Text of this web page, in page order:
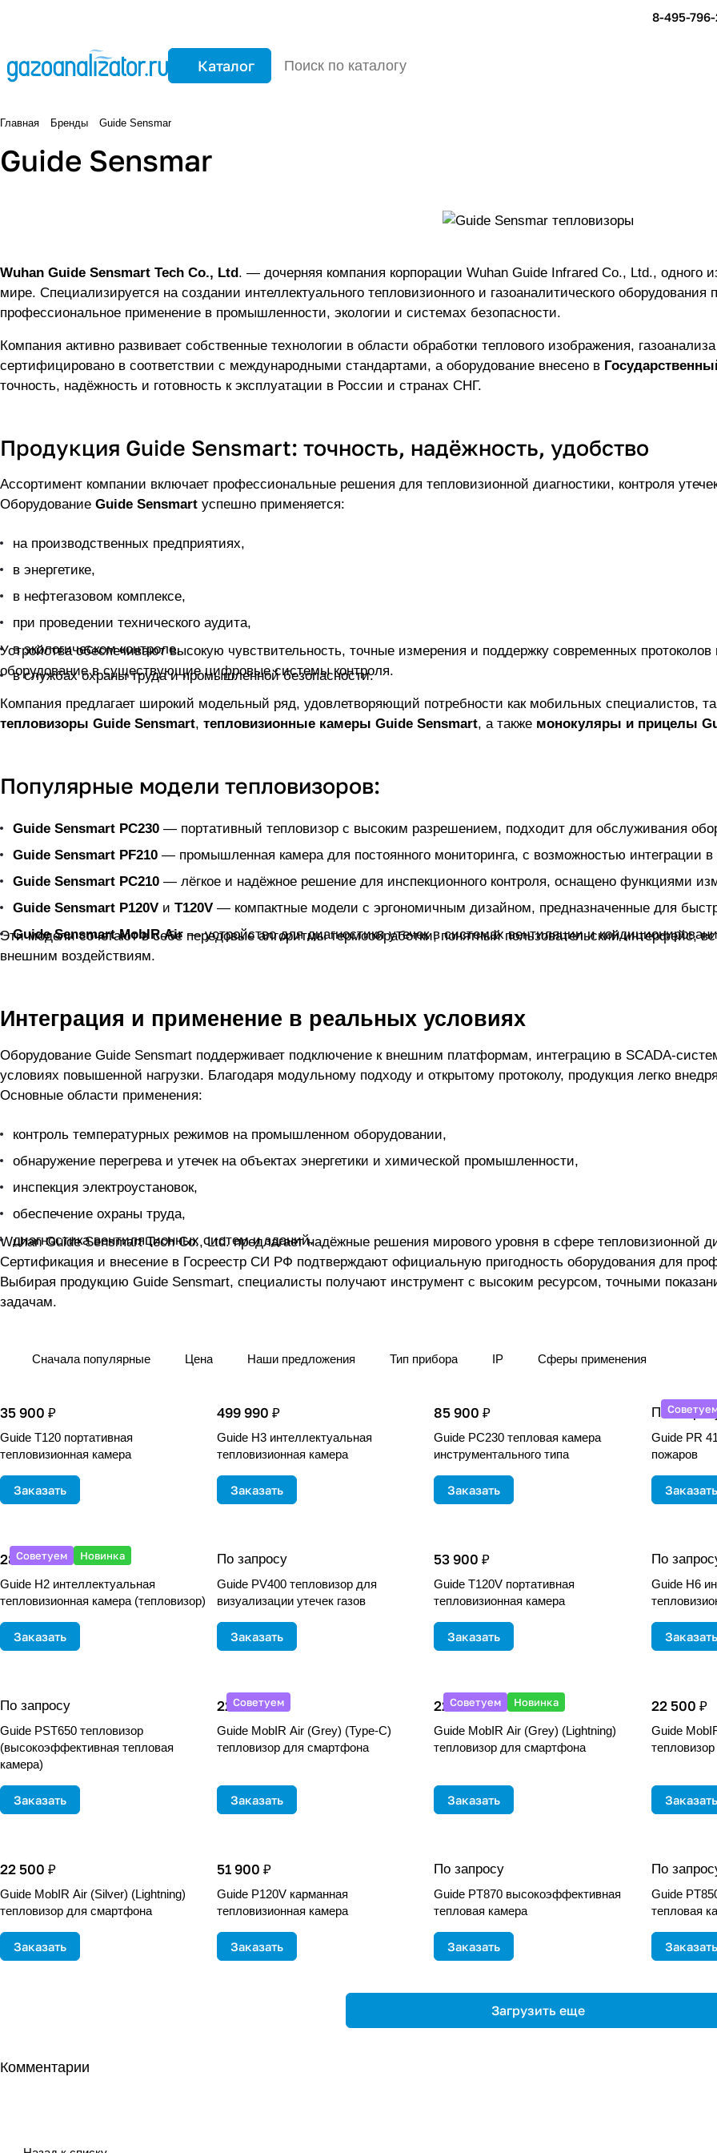
8-495-
Каталог
Главная Бренды Guide Sensmar
Guide Sensmar
Wuhan Guide Sensmart Tech Co., Ltd. — дочерняя компания корпорации Wuhan Guide Infrared Co., Ltd., одного из крупнейших производителей инфракрасной техники в
профессиональное применение в промышленности, экологии и системах безопасности.
Компания активно развивает собственные технологии в области обработки теплового изображения, газоанализа и дистанционного контроля. Производство
сертифицировано в соответствии с международными стандартами, а оборудование внесено в
точность, надёжность и готовность к эксплуатации в России и странах СНГ.
Продукция Guide Sensmart: точность, надёжность, удобство
Ассортимент компании включает профессиональные решения для тепловизионной диагностики, контроля утечек и мониторинга параметров в производственной среде.
Оборудование Guide Sensmart успешно применяется:
на производственных предприятиях,
в энергетике,
в нефтегазовом комплексе,
при проведении технического аудита,
в экологическом контроле,
в службах охраны труда и промышленной безопасности.
Устройства обеспечивают высокую чувствительность, точные измерения и поддержку современных протоколов передачи данных, позволяя интегрировать
оборудование в существующие цифровые системы контроля.
Компания предлагает широкий
тепловизоры Guide Sensmart, тепловизионные камеры Guide Sensmart, а также монокуляры и
Популярные модели тепловизоров:
Guide Sensmart PC230
Guide Sensmart PF210
Guide Sensmart PC210
Guide Sensmart P120V и T120V
Guide Sensmart MobIR Air
Эти модели сочетают в себе передовые алгоритмы термообработки, понятный пользовательский интерфейс, встроенные аналитические функции и устойчивость к
внешним воздействиям.
Интеграция и применение в реальных условиях
Оборудование Guide Sensmart поддерживает подключение к внешним платформам, интеграцию в SCADA-системы, экспорт данных в различные форматы и работу в
условиях повышенной нагрузки. Благодаря
Основные области применения:
контроль температурных режимов на промышленном оборудовании,
обнаружение перегрева и утечек на объектах энергетики и химической промышленности,
инспекция электроустановок,
обеспечение охраны труда,
диагностика вентиляционных систем и зданий.
Wuhan Guide Sensmart Tech Co., Ltd. предлагает надёжные решения мирового уровня в сфере тепловизионной диагностики и промышленного газоанализа.
Сертификация и внесение в Госреестр СИ РФ подтверждают официальную пригодность оборудования для профессионального использования на территории России.
Выбирая продукцию Guide Sensmart, специалисты получают инструмент с высоким ресурсом, точными показаниями и технологической адаптацией к современным
задачам.
Сначала популярные Цена Наши предложения Тип прибора IP Сферы применения
35 900 ₽
Guide T120 портативная
тепловизионная камера
Заказать
499 990 ₽
Guide H3 интеллектуальная
тепловизионная камера
Заказать
85 900 ₽
Guide PC230 тепловая камера
инструментального типа
Заказать
По
Guide PR
пожаров
Заказать
Советуем Новинка
289 880 ₽
Guide H2 интеллектуальная
тепловизионная камера (тепловизор)
Заказать
По запросу
Guide PV400 тепловизор для
визуализации утечек газов
Заказать
53 900 ₽
Guide T120V портативная
тепловизионная камера
Заказать
По
Guide H6
Заказать
По запросу
Guide PST650 тепловизор
(высокоэффективная тепловая
камера)
Заказать
Советуем
22 500 ₽
Guide MobIR Air (Grey) (Type-C)
тепловизор для смартфона
Заказать
Советуем Новинка
22 500 ₽
Guide MobIR Air (Grey) (Lightning)
тепловизор для смартфона
Заказать
22 500 ₽
Guide
Заказать
22 500 ₽
Guide MobIR Air (Silver) (Lightning)
тепловизор для смартфона
Заказать
51 900 ₽
Guide P120V карманная
тепловизионная камера
Заказать
По запросу
Guide PT870 высокоэффективная
тепловая камера
Заказать
По
Guide
тепловая
Заказать
Загрузить еще
Комментарии